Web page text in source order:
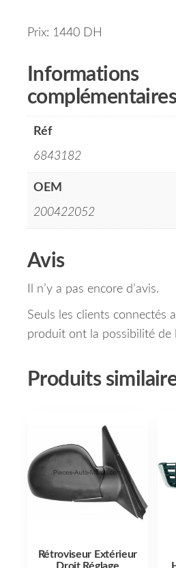
Prix: 1440 DH
Informations
complémentaires
Réf
6843182
OEM
200422052
Avis
Il n’y a pas encore d’avis.
Seuls les clients connectés
produit ont la possibilité de
Produits
Rétroviseur Extérieur